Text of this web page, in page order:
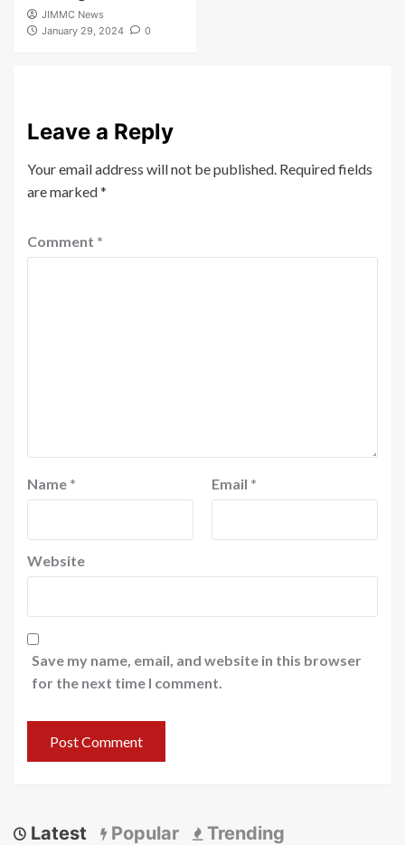
JIMMC News
January 29, 2024
0
Leave a Reply
Your email address will not be published. Required fields
are marked*
Comment *
Name * Email *
Website
Save my name, email, and website in this browser
for the next time I comment.
Latest Popular Trending